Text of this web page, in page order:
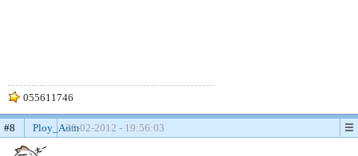
055611746
#8 Ploy_Aom20-02-2012 - 19:56:03